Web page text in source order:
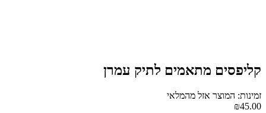
קליפסים מתאמים לתיק עמרן
זמינות: המוצר אזל מהמלאי
₪45.00